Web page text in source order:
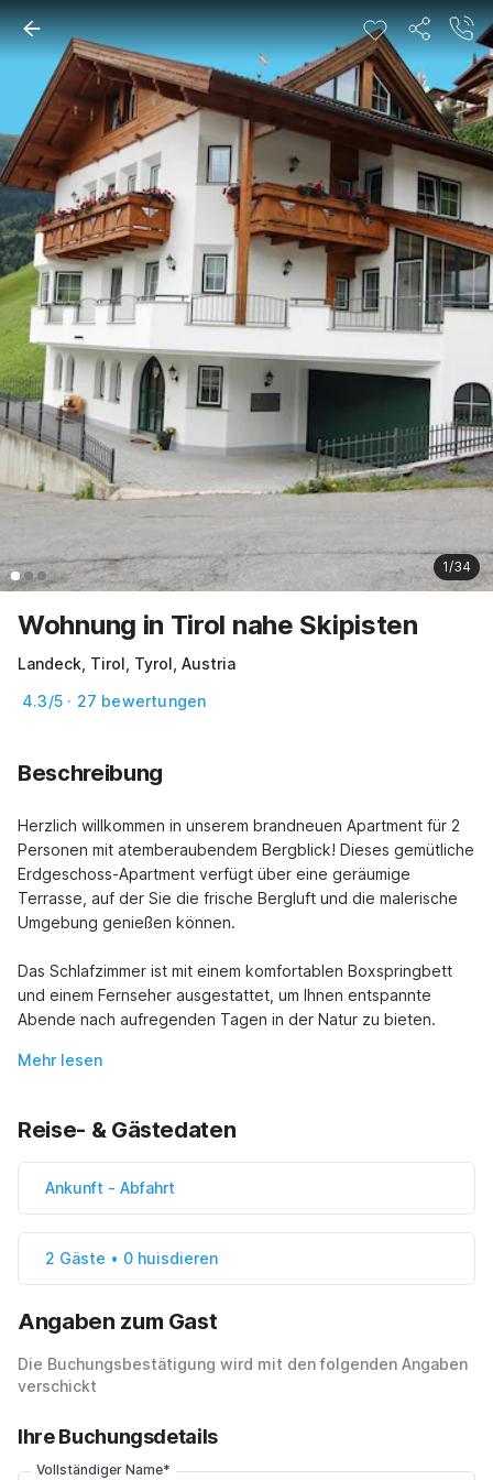
1/34
Wohnung in Tirol nahe Skipisten
Landeck, Tirol, Tyrol, Austria
4.3/5 · 27 bewertungen
Beschreibung
Herzlich willkommen in unserem brandneuen Apartment für 2
Personen mit atemberaubendem Bergblick! Dieses gemütliche
Erdgeschoss-Apartment verfügt über eine geräumige
Terrasse, auf der Sie die frische Bergluft und die malerische
Umgebung genießen können.
Das Schlafzimmer ist mit einem komfortablen Boxspringbett
und einem Fernseher ausgestattet, um Ihnen entspannte
Abende nach aufregenden Tagen in der Natur zu bieten.
Mehr lesen
Reise- & Gästedaten
Ankunft - Abfahrt
2 Gäste • 0 huisdieren
Angaben zum Gast
Die Buchungsbestätigung wird mit den folgenden Angaben
verschickt
Ihre Buchungsdetails
Vollständiger Name*